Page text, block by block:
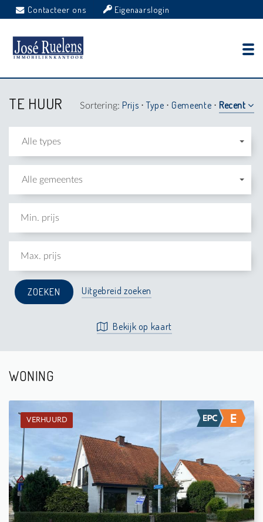
Contacteer ons Eigenaarslogin
TE HUUR Sortering: Prijs ⋅ Type ⋅Gemeente ⋅ Recent
Alle types
Alle gemeentes
Uitgebreid zoeken
Bekijk op kaart
WONING
VERHUURD
Verhuurd: Woning
4
411 m²
1
133 m²